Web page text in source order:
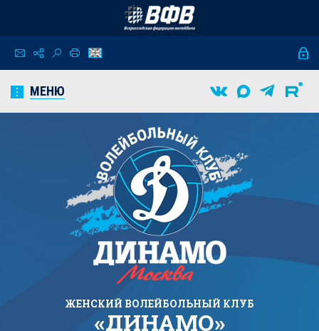
МЕНЮ
ЖЕНСКИЙ ВОЛЕЙБОЛЬНЫЙ КЛУБ
«ДИНАМО»